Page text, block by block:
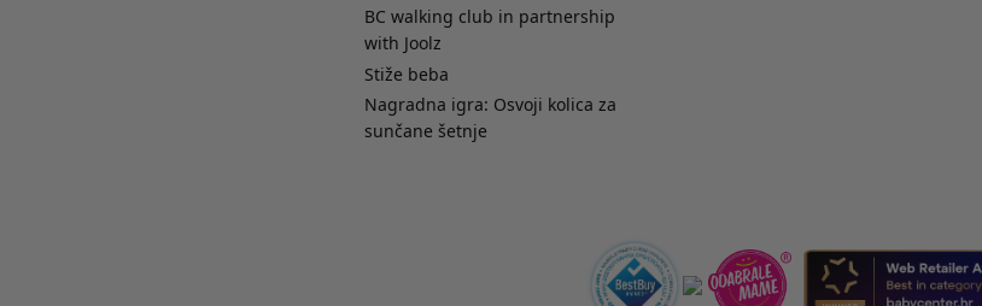
BC walking club in partnership
with Joolz
Stiže beba
Nagradna igra: Osvoji kolica za
sunčane šetnje